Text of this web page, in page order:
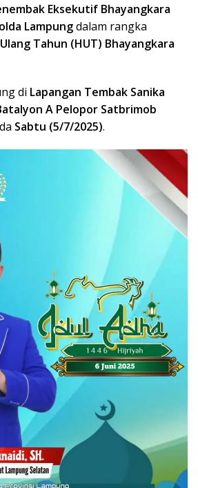
Eksekutif Bhayangkara
Lampungdalam rangka
Tahun (HUT) Bhayangkara
di Lapangan Tembak Sanika
A Pelopor Satbrimob
Sabtu (5/7/2025).